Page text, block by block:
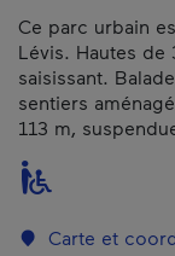
Ce parc urbain
Lévis. Hautes
saisissant.
sentiers
113 m,
Carte et